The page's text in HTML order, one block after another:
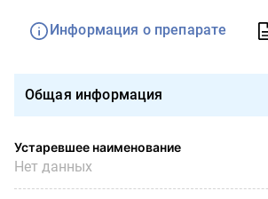
Информация о препарате
Общая информация
Устаревшее наименование
Нет данных